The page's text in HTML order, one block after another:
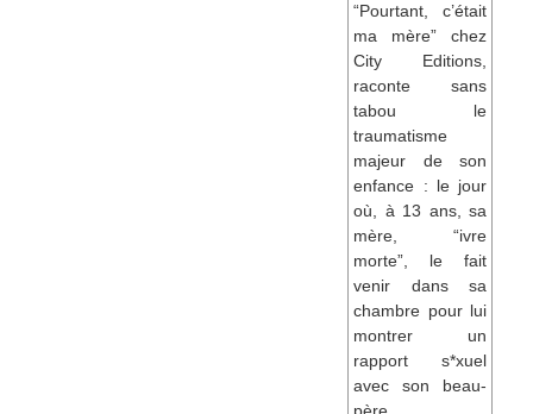
“Pourtant, c’était
ma mère” chez
City Editions,
raconte sans
tabou le
traumatisme
majeur de son
enfance : le jour
où, à 13 ans, sa
mère, “ivre
morte”, le fait
venir dans sa
chambre pour lui
montrer un
rapport s*xuel
avec son beau-